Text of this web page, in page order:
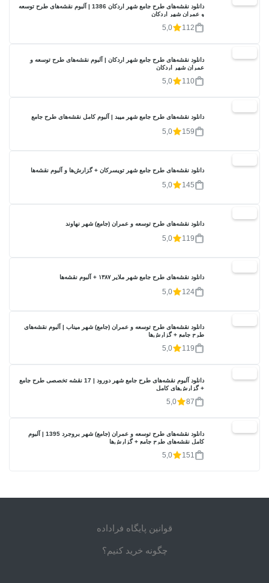
دانلود نقشه‌های طرح جامع شهر اردکان 1386 | آلبوم نقشه‌های طرح توسعه
و عمران شهر اردکان
112
5,0
دانلود نقشه‌های طرح جامع شهر اردکان | آلبوم نقشه‌های طرح توسعه و
عمران شهر اردکان
110
5,0
دانلود نقشه‌های طرح جامع شهر میبد | آلبوم کامل نقشه‌های طرح جامع
159
5,0
دانلود نقشه‌های طرح جامع شهر تویسرکان + گزارش‌ها و آلبوم نقشه‌ها
145
5,0
دانلود نقشه‌های طرح توسعه و عمران (جامع) شهر نهاوند
119
5,0
دانلود نقشه‌های طرح جامع شهر ملایر ۱۳۸۷ + آلبوم نقشه‌ها
124
5,0
دانلود نقشه‌های طرح توسعه و عمران (جامع) شهر میناب | آلبوم نقشه‌های
طرح جامع + گزارش‌ها
119
5,0
دانلود آلبوم نقشه‌های طرح جامع شهر دورود | 17 نقشه تخصصی طرح جامع
+ گزارش‌های کامل
87
5,0
دانلود نقشه‌های طرح توسعه و عمران (جامع) شهر بروجرد 1395 | آلبوم
کامل نقشه‌های طرح جامع + گزارش‌ها
151
5,0
قوانین پایگاه فراداده
چگونه خرید کنیم؟